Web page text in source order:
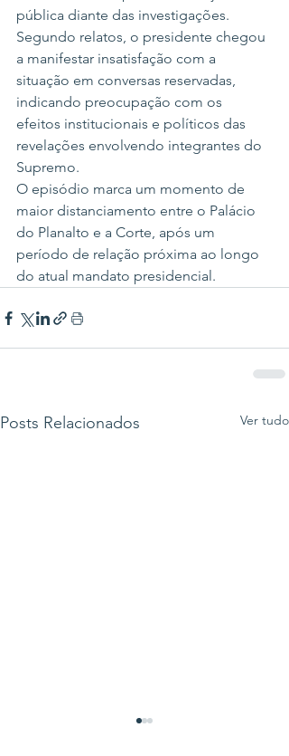
pública diante das investigações.
Segundo relatos, o presidente chegou
a manifestar insatisfação com a
situação em conversas reservadas,
indicando preocupação com os
efeitos institucionais e políticos das
revelações envolvendo integrantes do
Supremo.
O episódio marca um momento de
maior distanciamento entre o Palácio
do Planalto e a Corte, após um
período de relação próxima ao longo
do atual mandato presidencial.
Posts Relacionados Ver tudo